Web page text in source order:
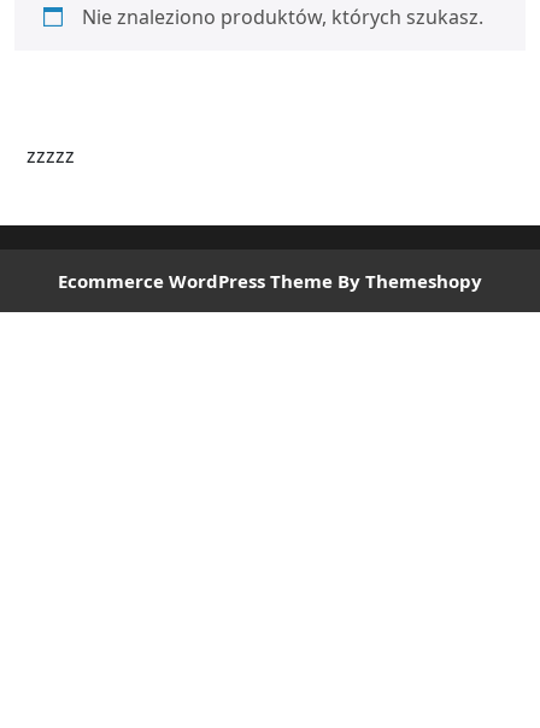
Nie znaleziono produktów, których szukasz.
zzzzz
Ecommerce WordPress Theme By Themeshopy